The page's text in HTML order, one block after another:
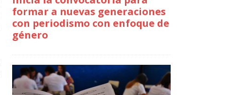
formar a nuevas generaciones
con periodismo con enfoque de
género